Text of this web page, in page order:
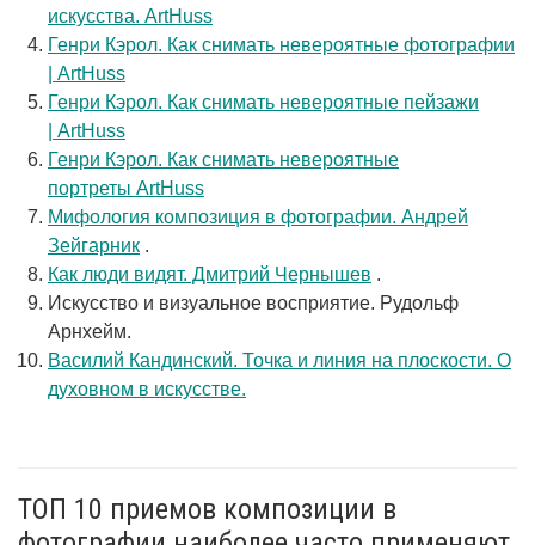
искусства. ArtHuss
Генри Кэрол. Как снимать невероятные фотографии
| ArtHuss
Генри Кэрол. Как снимать невероятные пейзажи
| ArtHuss
Генри Кэрол. Как снимать невероятные
портреты ArtHuss
Мифология композиция в фотографии. Андрей
Зейгарник .
Как люди видят. Дмитрий Чернышев .
Искусство и визуальное восприятие. Рудольф
Арнхейм.
Василий Кандинский. Точка и линия на плоскости. О
духовном в искусстве.
ТОП 10 приемов композиции в